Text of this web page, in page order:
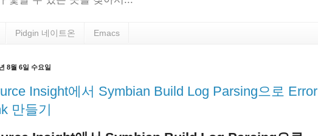
Pidgin 네이트온 Emacs
8월 6일 수요일
Insight에서 Symbian Build Log Parsing으로 Error
만들기